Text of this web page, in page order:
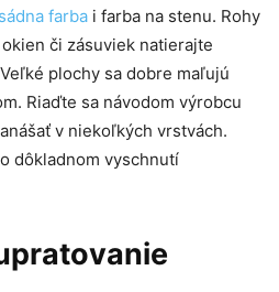
farba i farba na stenu. Rohy
či zásuviek natierajte
plochy sa dobre maľujú
Riaďte sa návodom výrobcu
v niekoľkých vrstvách.
dôkladnom vyschnutí